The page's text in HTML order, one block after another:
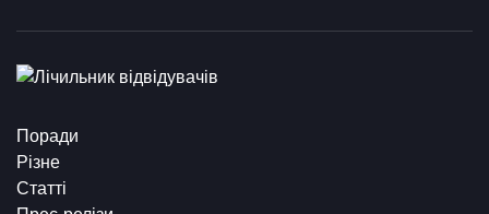
Поради
Різне
Статті